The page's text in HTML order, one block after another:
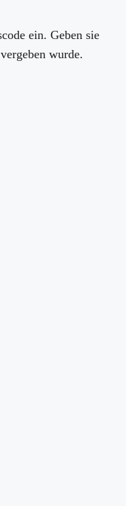
ein. Geben sie
wurde.